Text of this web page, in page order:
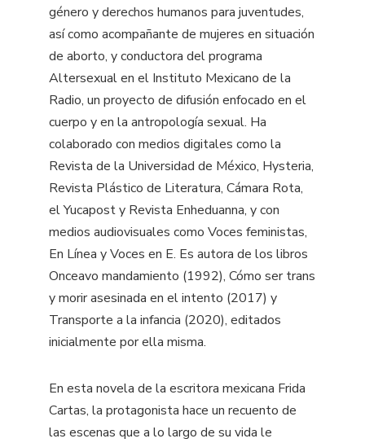
género y derechos humanos para juventudes,
así como acompañante de mujeres en situación
de aborto, y conductora del programa
Altersexual en el Instituto Mexicano de la
Radio, un proyecto de difusión enfocado en el
cuerpo y en la antropología sexual. Ha
colaborado con medios digitales como la
Revista de la Universidad de México, Hysteria,
Revista Plástico de Literatura, Cámara Rota,
el Yucapost y Revista Enheduanna, y con
medios audiovisuales como Voces feministas,
En Línea y Voces en E. Es autora de los libros
Onceavo mandamiento (1992), Cómo ser trans
y morir asesinada en el intento (2017) y
Transporte a la infancia (2020), editados
inicialmente por ella misma.
En esta novela de la escritora mexicana Frida
Cartas, la protagonista hace un recuento de
las escenas que a lo largo de su vida le